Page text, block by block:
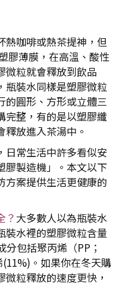
熱咖啡或熱茶提神，但
膠薄膜，在高溫、酸性
微粒就會釋放到飲品
瓶裝水同樣是塑膠微粒
的圓形、方形或立體三
完整，有的是以塑膠纖
放進入茶湯中。
日常生活中許多看似安
膠製造機」。本文以下
方案提供生活更健康的
？ 大多數人以為瓶裝水
裝水裡的塑膠微粒含量
包括聚丙烯（PP；
。如果你在冬天購
粒釋放的速度更快，